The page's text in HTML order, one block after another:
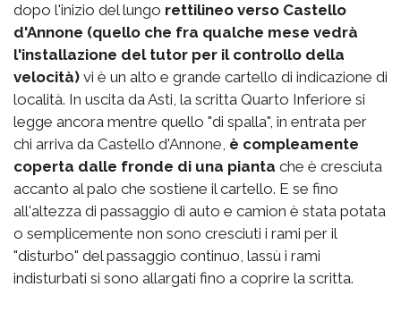
dopo l'inizio del lungo rettilineo verso Castello
d'Annone (quello che fra qualche mese vedrà
l'installazione del tutor per il controllo della
velocità) vi è un alto e grande cartello di indicazione di
località. In uscita da Asti, la scritta Quarto Inferiore si
legge ancora mentre quello "di spalla", in entrata per
chi arriva da Castello d'Annone, è compleamente
coperta dalle fronde di una pianta che è cresciuta
accanto al palo che sostiene il cartello. E se fino
all'altezza di passaggio di auto e camion è stata potata
o semplicemente non sono cresciuti i rami per il
"disturbo" del passaggio continuo, lassù i rami
indisturbati si sono allargati fino a coprire la scritta.